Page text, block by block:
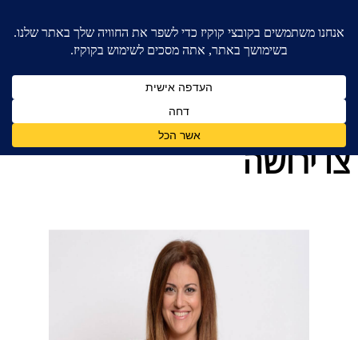
בלוג מאמרים - משרד עורכי דין לענייני משפחה
צו ירושה